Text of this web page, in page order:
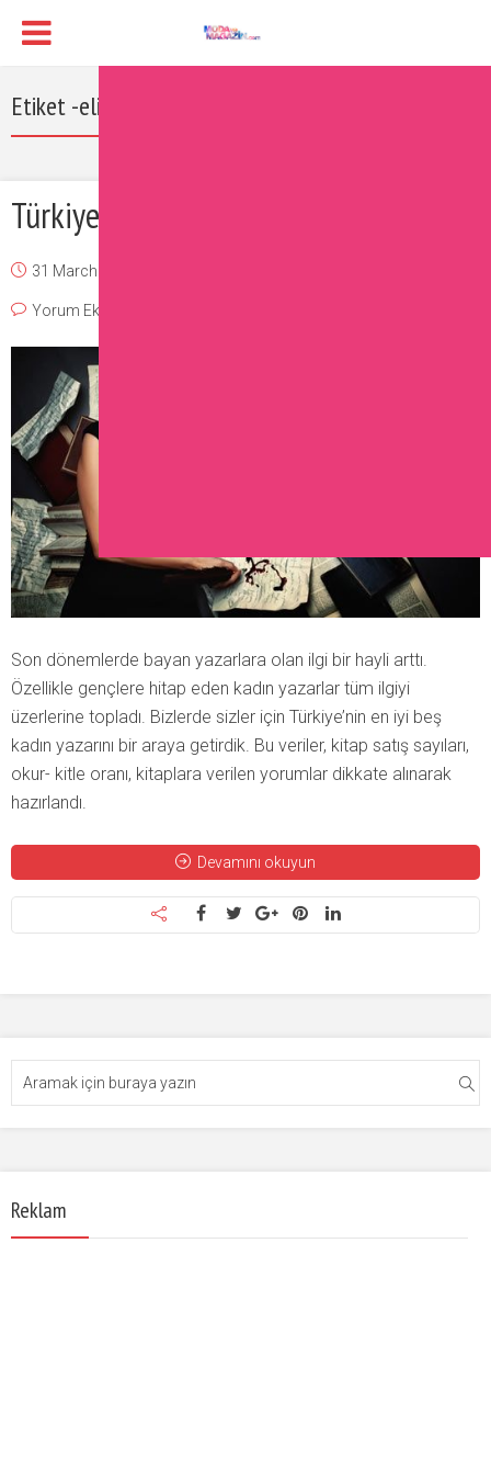
Etiket -elif şafak kitapları
Türkiye’nin En İyi Beş Kadın Yazarı
31 March 2017
Yorum Ekle
Son dönemlerde bayan yazarlara olan ilgi bir hayli arttı.
Özellikle gençlere hitap eden kadın yazarlar tüm ilgiyi
üzerlerine topladı. Bizlerde sizler için Türkiye’nin en iyi beş
kadın yazarını bir araya getirdik. Bu veriler, kitap satış sayıları,
okur- kitle oranı, kitaplara verilen yorumlar dikkate alınarak
hazırlandı.
Devamını okuyun
Reklam